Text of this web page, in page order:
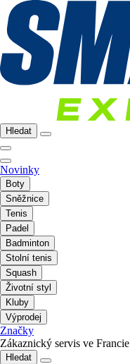
Hledat
Novinky
Boty
Sněžnice
Tenis
Padel
Badminton
Stolní tenis
Squash
Životní styl
Kluby
Výprodej
Značky
Zákaznický servis ve Francie
Hledat